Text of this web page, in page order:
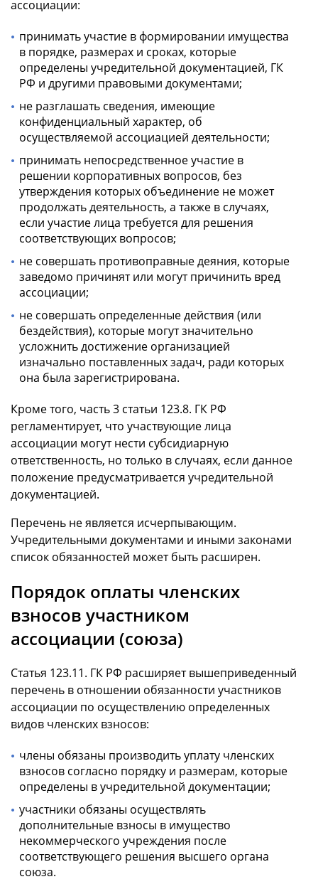
ассоциации:
принимать участие в формировании имущества
в порядке, размерах и сроках, которые
определены учредительной документацией, ГК
РФ и другими правовыми документами;
не разглашать сведения, имеющие
конфиденциальный характер, об
осуществляемой ассоциацией деятельности;
принимать непосредственное участие в
решении корпоративных вопросов, без
утверждения которых объединение не может
продолжать деятельность, а также в случаях,
если участие лица требуется для решения
соответствующих вопросов;
не совершать противоправные деяния, которые
заведомо причинят или могут причинить вред
ассоциации;
не совершать определенные действия (или
бездействия), которые могут значительно
усложнить достижение организацией
изначально поставленных задач, ради которых
она была зарегистрирована.
Кроме того, часть 3 статьи 123.8. ГК РФ
регламентирует, что участвующие лица
ассоциации могут нести субсидиарную
ответственность, но только в случаях, если данное
положение предусматривается учредительной
документацией.
Перечень не является исчерпывающим.
Учредительными документами и иными законами
список обязанностей может быть расширен.
Порядок оплаты членских
взносов участником
ассоциации (союза)
Статья 123.11. ГК РФ расширяет вышеприведенный
перечень в отношении обязанности участников
ассоциации по осуществлению определенных
видов членских взносов:
члены обязаны производить уплату членских
взносов согласно порядку и размерам, которые
определены в учредительной документации;
участники обязаны осуществлять
дополнительные взносы в имущество
некоммерческого учреждения после
соответствующего решения высшего органа
союза.